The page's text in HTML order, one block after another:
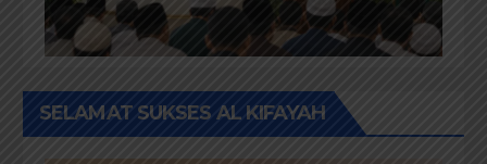
SELAMAT SUKSES AL KIFAYAH